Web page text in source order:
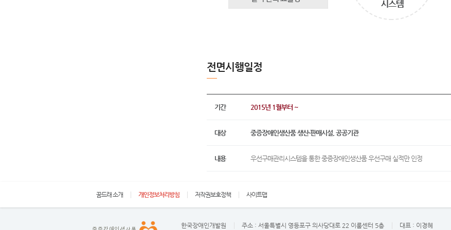
전면시행일정
기간 2015년 1월부터 ~
대상 중증장애인생산품 생산·판매시설, 공공기관
내용 우선구매관리시스템을 통한 중증장애인생산품 우선구매 실적만 인정
꿈드래 소개 개인정보처리방침 저작권보호정책 사이트맵
한국장애인개발원 주소 : 서울특별시 영등포구 의사당대로 22 이룸센터 5층 대표 : 이경혜